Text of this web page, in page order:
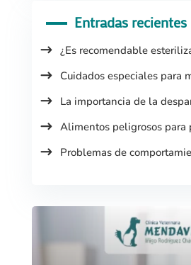
Entradas recientes
¿Es recomendable
Cuidados especiales para
La importancia de la
Alimentos peligrosos para
Problemas de